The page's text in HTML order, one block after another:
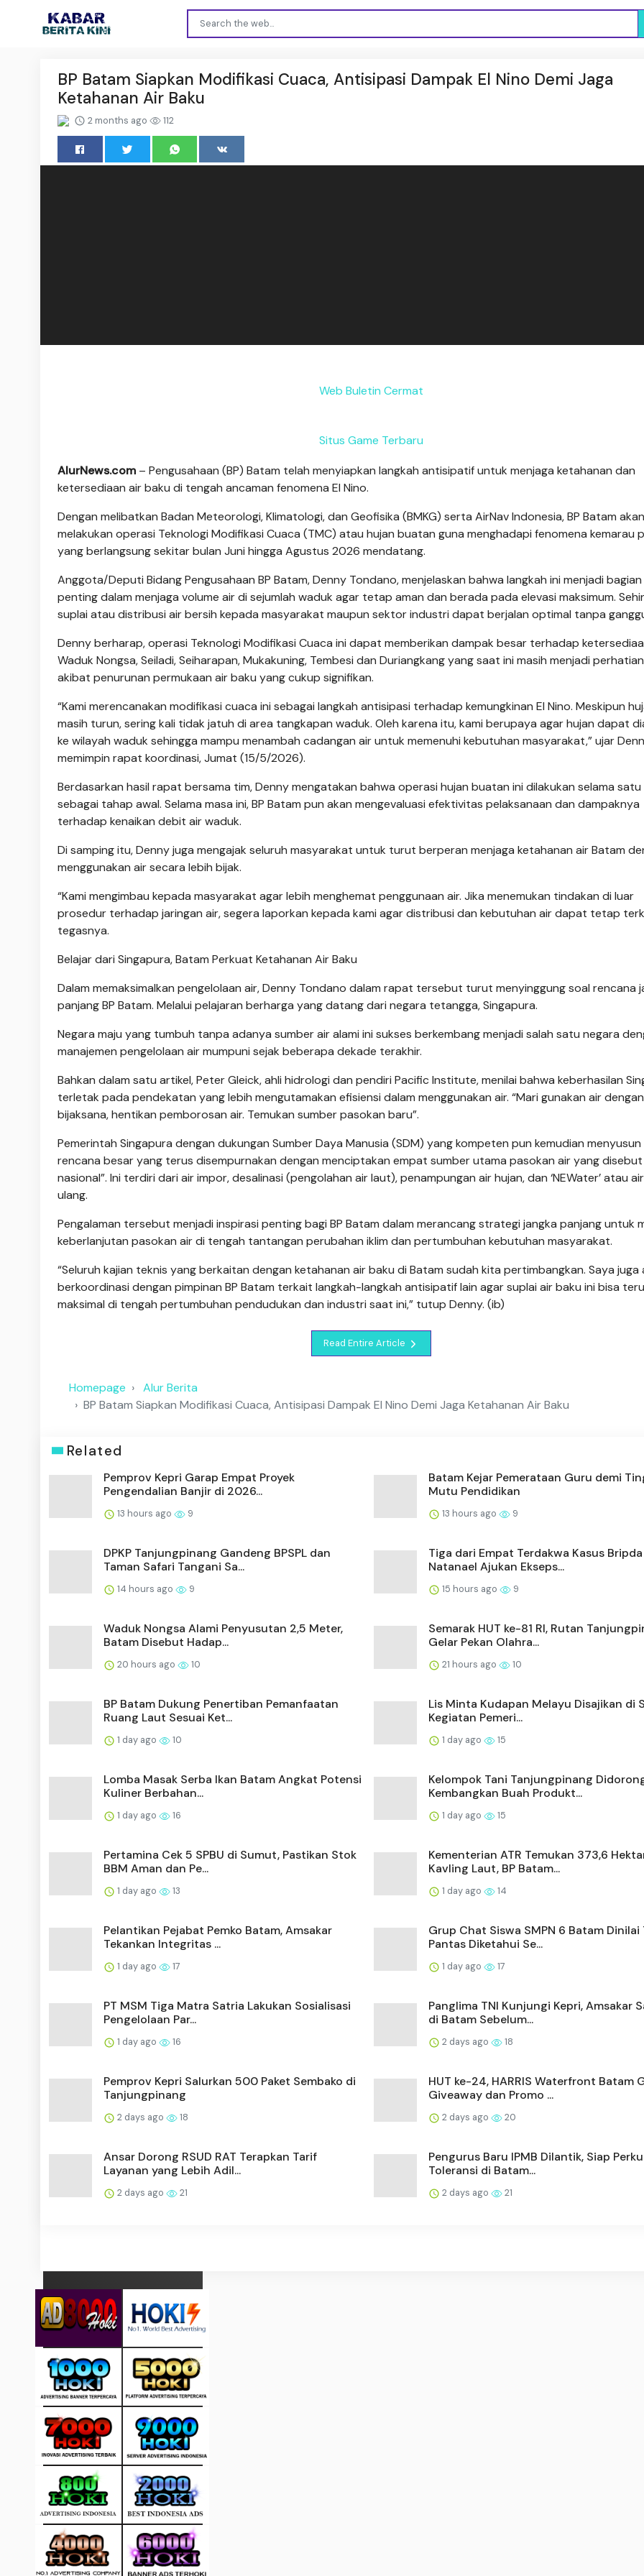
BP Batam Siapkan Modifikasi Cuaca, Antisipasi Dampak El Nino Demi Jaga
Ketahanan Air Baku
2 months ago 112
Web Buletin Cermat
Situs Game Terbaru
AlurNews.com – Pengusahaan (BP) Batam telah menyiapkan langkah antisipatif untuk menjaga ketahanan dan
ketersediaan air baku di tengah ancaman fenomena El Nino.
Dengan melibatkan Badan Meteorologi, Klimatologi, dan Geofisika (BMKG) serta AirNav Indonesia, BP Batam akan
melakukan operasi Teknologi Modifikasi Cuaca (TMC) atau hujan buatan guna menghadapi fenomena kemarau
yang berlangsung sekitar bulan Juni hingga Agustus 2026 mendatang.
Anggota/Deputi Bidang Pengusahaan BP Batam, Denny Tondano, menjelaskan bahwa langkah ini menjadi bagian
penting dalam menjaga volume air di sejumlah waduk agar tetap aman dan berada pada elevasi maksimum.
suplai atau distribusi air bersih kepada masyarakat maupun sektor industri dapat berjalan optimal tanpa
Denny berharap, operasi Teknologi Modifikasi Cuaca ini dapat memberikan dampak besar terhadap
Waduk Nongsa, Seiladi, Seiharapan, Mukakuning, Tembesi dan Duriangkang yang saat ini masih menjadi
akibat penurunan permukaan air baku yang cukup signifikan.
“Kami merencanakan modifikasi cuaca ini sebagai langkah antisipasi terhadap kemungkinan El Nino. Meskipun
masih turun, sering kali tidak jatuh di area tangkapan waduk. Oleh karena itu, kami berupaya agar hujan dapat
ke wilayah waduk sehingga mampu menambah cadangan air untuk memenuhi kebutuhan masyarakat,” ujar
memimpin rapat koordinasi, Jumat (15/5/2026).
Berdasarkan hasil rapat bersama tim, Denny mengatakan bahwa operasi hujan buatan ini dilakukan selama satu
sebagai tahap awal. Selama masa ini, BP Batam pun akan mengevaluasi efektivitas pelaksanaan dan dampaknya
terhadap kenaikan debit air waduk.
Di samping itu, Denny juga mengajak seluruh masyarakat untuk turut berperan menjaga ketahanan air Batam
menggunakan air secara lebih bijak.
“Kami mengimbau kepada masyarakat agar lebih menghemat penggunaan air. Jika menemukan tindakan di luar
prosedur terhadap jaringan air, segera laporkan kepada kami agar distribusi dan kebutuhan air dapat tetap
tegasnya.
Belajar dari Singapura, Batam Perkuat Ketahanan Air Baku
Dalam memaksimalkan pengelolaan air, Denny Tondano dalam rapat tersebut turut menyinggung soal rencana
panjang BP Batam. Melalui pelajaran berharga yang datang dari negara tetangga, Singapura.
Negara maju yang tumbuh tanpa adanya sumber air alami ini sukses berkembang menjadi salah satu negara
manajemen pengelolaan air mumpuni sejak beberapa dekade terakhir.
Bahkan dalam satu artikel, Peter Gleick, ahli hidrologi dan pendiri Pacific Institute, menilai bahwa keberhasilan
terletak pada pendekatan yang lebih mengutamakan efisiensi dalam menggunakan air. “Mari gunakan air dengan
bijaksana, hentikan pemborosan air. Temukan sumber pasokan baru”.
Pemerintah Singapura dengan dukungan Sumber Daya Manusia (SDM) yang kompeten pun kemudian menyusun
rencana besar yang terus disempurnakan dengan menciptakan empat sumber utama pasokan air yang disebut
nasional”. Ini terdiri dari air impor, desalinasi (pengolahan air laut), penampungan air hujan, dan ‘NEWater’ atau
ulang.
Pengalaman tersebut menjadi inspirasi penting bagi BP Batam dalam merancang strategi jangka panjang untuk
keberlanjutan pasokan air di tengah tantangan perubahan iklim dan pertumbuhan kebutuhan masyarakat.
“Seluruh kajian teknis yang berkaitan dengan ketahanan air baku di Batam sudah kita pertimbangkan. Saya juga
berkoordinasi dengan pimpinan BP Batam terkait langkah-langkah antisipatif lain agar suplai air baku ini bisa
maksimal di tengah pertumbuhan pendudukan dan industri saat ini,” tutup Denny. (ib)
Read Entire Article
Homepage
Alur Berita
BP Batam Siapkan Modifikasi Cuaca, Antisipasi Dampak El Nino Demi Jaga Ketahanan Air Baku
Related
Pemprov Kepri Garap Empat Proyek
Pengendalian Banjir di 2026...
13 hours ago 9
Batam Kejar Pemerataan Guru demi
Mutu Pendidikan
13 hours ago 9
DPKP Tanjungpinang Gandeng BPSPL dan
Taman Safari Tangani Sa...
14 hours ago 9
Tiga dari Empat Terdakwa Kasus Bripda
Natanael Ajukan Ekseps...
15 hours ago 9
Waduk Nongsa Alami Penyusutan 2,5 Meter,
Batam Disebut Hadap...
20 hours ago 10
Semarak HUT ke-81 RI, Rutan
Gelar Pekan Olahra...
21 hours ago 10
BP Batam Dukung Penertiban Pemanfaatan
Ruang Laut Sesuai Ket...
1 day ago 10
Lis Minta Kudapan Melayu Disajikan di
Kegiatan Pemeri...
1 day ago 15
Lomba Masak Serba Ikan Batam Angkat Potensi
Kuliner Berbahan...
1 day ago 16
Kelompok Tani Tanjungpinang
Kembangkan Buah Produkt...
1 day ago 15
Pertamina Cek 5 SPBU di Sumut, Pastikan Stok
BBM Aman dan Pe...
1 day ago 13
Kementerian ATR Temukan 373,6
Kavling Laut, BP Batam...
1 day ago 14
Pelantikan Pejabat Pemko Batam, Amsakar
Tekankan Integritas ...
1 day ago 17
Grup Chat Siswa SMPN 6 Batam Dinilai
Pantas Diketahui Se...
1 day ago 17
PT MSM Tiga Matra Satria Lakukan Sosialisasi
Pengelolaan Par...
1 day ago 16
Panglima TNI Kunjungi Kepri, Amsakar
di Batam Sebelum...
2 days ago 18
Pemprov Kepri Salurkan 500 Paket Sembako di
Tanjungpinang
2 days ago 18
HUT ke-24, HARRIS Waterfront Batam
Giveaway dan Promo ...
2 days ago 20
Ansar Dorong RSUD RAT Terapkan Tarif
Layanan yang Lebih Adil...
2 days ago 21
Pengurus Baru IPMB Dilantik, Siap
Toleransi di Batam...
2 days ago 21